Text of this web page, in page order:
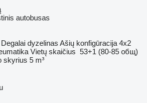
autobusas
Degalai dyzelinas Ašių konfigūracija 4x2
Vietų skaičius 53+1 (80-85 общ)
skyrius 5 m³